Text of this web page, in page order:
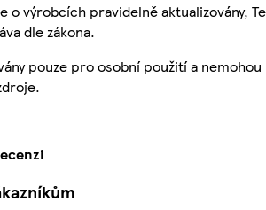
o výrobcích pravidelně aktualizovány,
dle zákona.
pouze pro osobní použití a